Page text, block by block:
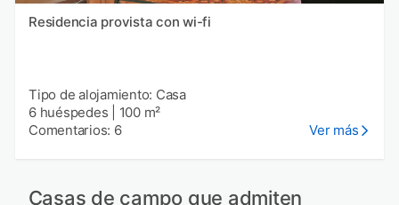
Residencia provista con wi-fi
Tipo de alojamiento: Casa
6 huéspedes
100 m²
Comentarios: 6
Ver más
Casas de campo que admiten